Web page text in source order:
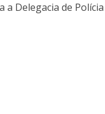
Delegacia de Polícia